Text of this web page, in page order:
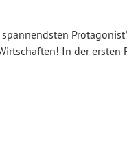
In der ersten